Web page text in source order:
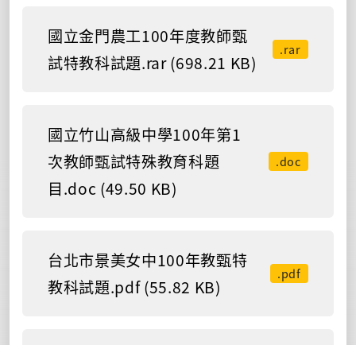
國立金門農工100年度教師甄
試特教科試題.rar (698.21 KB)
.rar
國立竹山高級中學100年第1
次教師甄試特殊教育科題
目.doc (49.50 KB)
.doc
台北市景美女中100年教甄特
教科試題.pdf (55.82 KB)
.pdf